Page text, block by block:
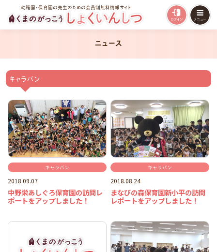
幼稚園・保育園の先生のための会員制無料情報サイト
ニュース
キャラバン
キャラバン
2018.09.07
中野栄あしぐろ保育園の訪問レ
ポートをアップしました！
キャラバン
2018.08.24
まなびの森保育園新小平の訪問
レポートをアップしました！